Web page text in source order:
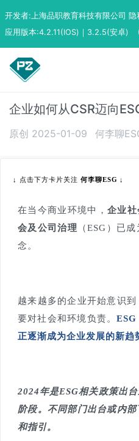
开发者:上海品职教育科技有限公司 隐
应用版本:4.2.11(IOS)｜3.2.5(安卓)
企业如何从CSR迈向
原创 2025-01-09 何李聊
↓ 点击下方卡片关注 何李聊ESG ↓
在当今商业环境中， 企业
会及公司治理
（ESG）已
念。
越来越多的企业开始意识
要对社会和环境负责。ESG
正逐渐成为企业发展的新趋
2024年是ESG相关政策出
阶段。不同部门出台或内
和指引。